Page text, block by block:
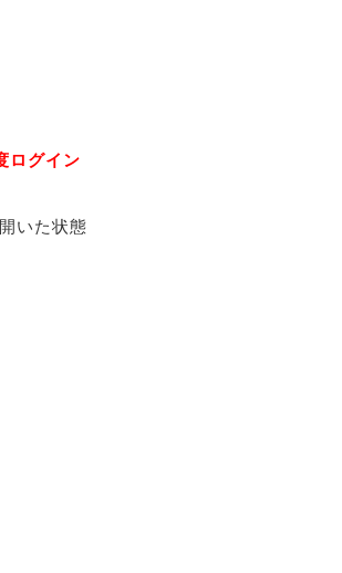
ログイン
いた状態